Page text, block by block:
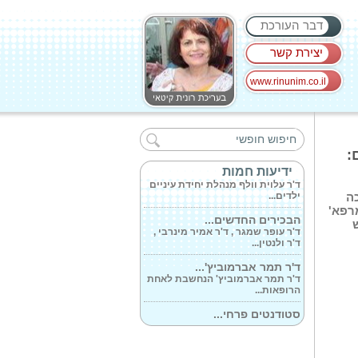
דבר העורכת
יצירת קשר
www.rinunim.co.il
ידיעות חמות
ד'ר סוניה שנייר ופרופ' יוחאי אדיר
מנהל...
האם ייתכן שילדים...
ד'ר עלוית וולף מנהלת יחידת עיניים
ילדים...
הבכירים החדשים...
ד'ר עופר שמגר , ד'ר אמיר מינרבי ,
ד'ר ולנטין...
ד'ר תמר אברמוביץ'...
ד'ר תמר אברמוביץ' הנחשבת לאחת
הרופאות...
סטודנטים פרחי...
ד'ר שרון קמה סגנית מנהל בי'ח